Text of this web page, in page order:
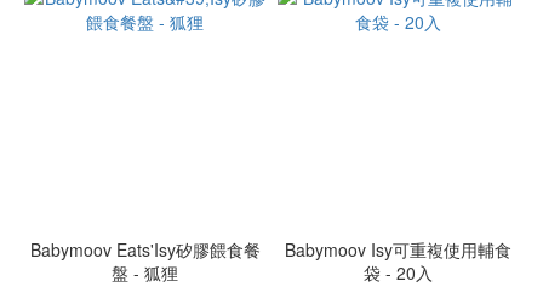
Babymoov Eats'Isy矽膠餵食餐
盤 - 狐狸
Babymoov Isy可重複使用輔食
袋 - 20入